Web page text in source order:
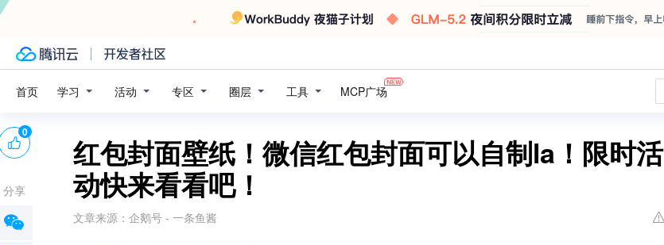
首页 学习 活动 专区 圈层 工具 MCP广场
红包封面壁纸！微信红包封面可以自制la！限时活
动快来看看吧！
文章来源： 企鹅号 - 一条鱼酱
0
分享